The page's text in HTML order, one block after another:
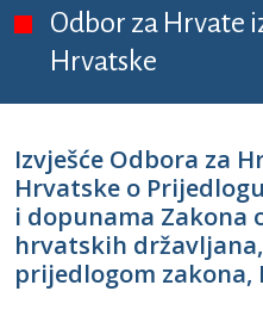
Odbor za Hrvate
Hrvatske
Izvješće Odbora za
Hrvatske o
i dopunama Zakona
hrvatskih
prijedlogom zakona,